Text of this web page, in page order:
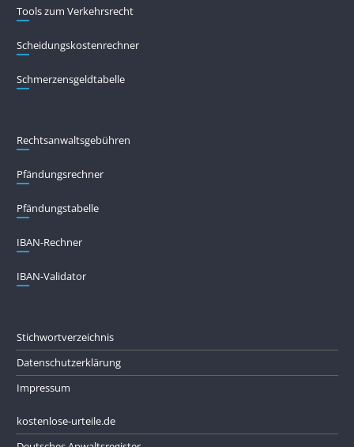
Tools zum Verkehrsrecht
Scheidungskostenrechner
Schmerzensgeldtabelle
Rechtsanwaltsgebühren
Pfändungs­rechner
Pfändungs­tabelle
IBAN-Rechner
IBAN-Validator
Stichwortverzeichnis
Datenschutzerklärung
Impressum
kostenlose-urteile.de